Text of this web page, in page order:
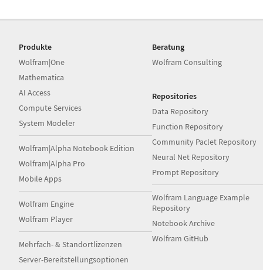
Produkte
Wolfram|One
Mathematica
AI Access
Compute Services
System Modeler
Wolfram|Alpha Notebook Edition
Wolfram|Alpha Pro
Mobile Apps
Wolfram Engine
Wolfram Player
Mehrfach- & Standortlizenzen
Server-Bereitstellungsoptionen
Beratung
Wolfram Consulting
Repositories
Data Repository
Function Repository
Community Paclet Repository
Neural Net Repository
Prompt Repository
Wolfram Language Example
Repository
Notebook Archive
Wolfram GitHub